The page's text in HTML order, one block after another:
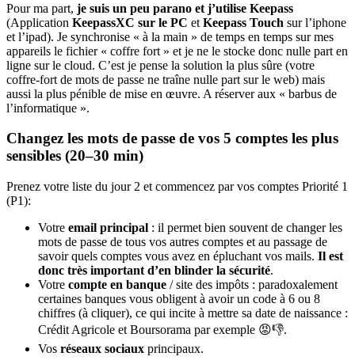
Pour ma part, je suis un peu parano et j’utilise Keepass
(Application KeepassXC sur le PC et Keepass Touch sur l’iphone
et l’ipad). Je synchronise « à la main » de temps en temps sur mes
appareils le fichier « coffre fort » et je ne le stocke donc nulle part en
ligne sur le cloud. C’est je pense la solution la plus sûre (votre
coffre-fort de mots de passe ne traîne nulle part sur le web) mais
aussi la plus pénible de mise en œuvre. A réserver aux « barbus de
l’informatique ».
Changez les mots de passe de vos 5 comptes les plus
sensibles (20–30 min)
Prenez votre liste du jour 2 et commencez par vos comptes Priorité 1
(P1):
Votre email principal : il permet bien souvent de changer les
mots de passe de tous vos autres comptes et au passage de
savoir quels comptes vous avez en épluchant vos mails. Il est
donc très important d’en blinder la sécurité.
Votre compte en banque / site des impôts : paradoxalement
certaines banques vous obligent à avoir un code à 6 ou 8
chiffres (à cliquer), ce qui incite à mettre sa date de naissance :
Crédit Agricole et Boursorama par exemple 😡👎.
Vos réseaux sociaux principaux.